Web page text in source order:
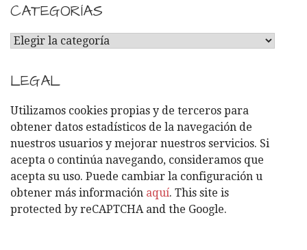
CATEGORÍAS
C
T
E
G
O
R
Í
A
S
LEGAL
Utilizamos cookies propias y de terceros para
obtener datos estadísticos de la navegación de
nuestros usuarios y mejorar nuestros servicios. Si
acepta o continúa navegando, consideramos que
acepta su uso. Puede cambiar la configuración u
obtener más información aquí. This site is
protected by reCAPTCHA and the Google.